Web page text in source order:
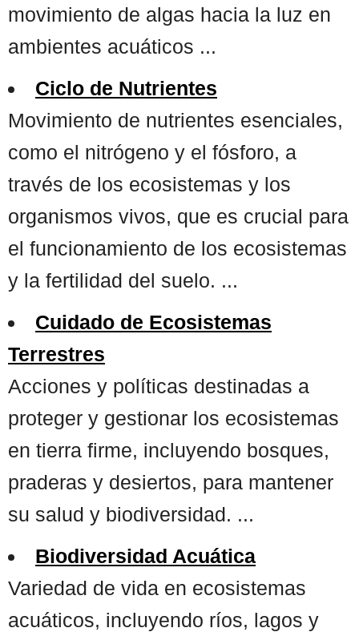
movimiento de algas hacia la luz en
ambientes acuáticos ...
Ciclo de Nutrientes
Movimiento de nutrientes esenciales,
como el nitrógeno y el fósforo, a
través de los ecosistemas y los
organismos vivos, que es crucial para
el funcionamiento de los ecosistemas
y la fertilidad del suelo. ...
Cuidado de Ecosistemas
Terrestres
Acciones y políticas destinadas a
proteger y gestionar los ecosistemas
en tierra firme, incluyendo bosques,
praderas y desiertos, para mantener
su salud y biodiversidad. ...
Biodiversidad Acuática
Variedad de vida en ecosistemas
acuáticos, incluyendo ríos, lagos y